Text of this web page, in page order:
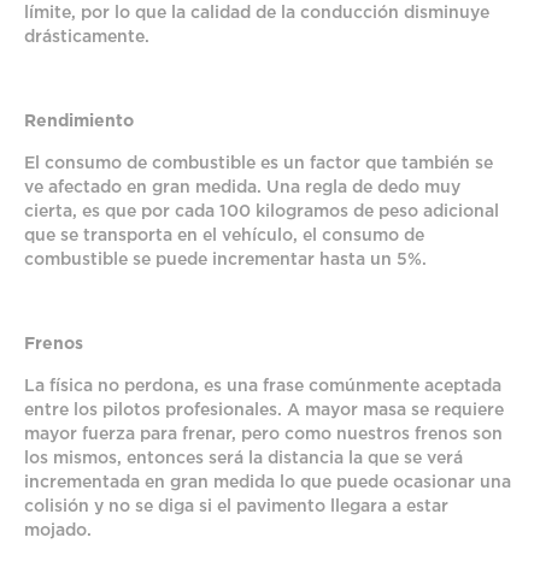
límite, por lo que la calidad de la conducción disminuye
drásticamente.
Rendimiento
El consumo de combustible es un factor que también se
ve afectado en gran medida. Una regla de dedo muy
cierta, es que por cada 100 kilogramos de peso adicional
que se transporta en el vehículo, el consumo de
combustible se puede incrementar hasta un 5%.
Frenos
La física no perdona, es una frase comúnmente aceptada
entre los pilotos profesionales. A mayor masa se requiere
mayor fuerza para frenar, pero como nuestros frenos son
los mismos, entonces será la distancia la que se verá
incrementada en gran medida lo que puede ocasionar una
colisión y no se diga si el pavimento llegara a estar
mojado.